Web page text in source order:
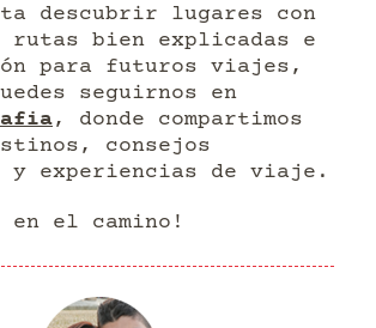
descubrir lugares con
rutas bien explicadas e
para futuros viajes,
seguirnos en
, donde compartimos
consejos
y experiencias de viaje.
en el camino!